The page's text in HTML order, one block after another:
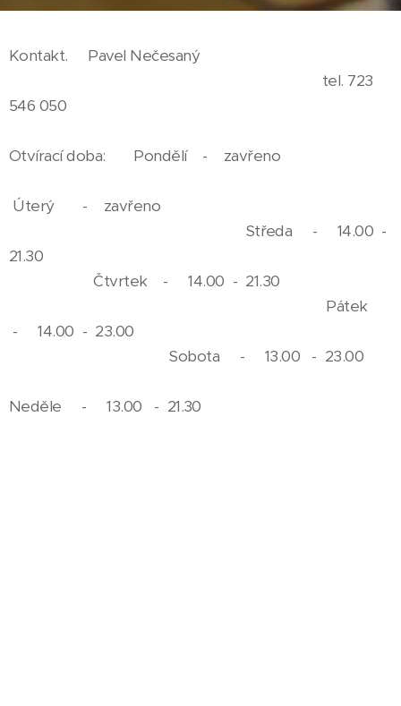
Kontakt. Pavel Nečesaný
tel. 723
546 050
Otvírací doba: Pondělí - zavřeno
Úterý - zavřeno
Středa - 14.00 -
21.30
Čtvrtek - 14.00 - 21.30
Pátek
- 14.00 - 23.00
Sobota - 13.00 - 23.00
Neděle - 13.00 - 21.30